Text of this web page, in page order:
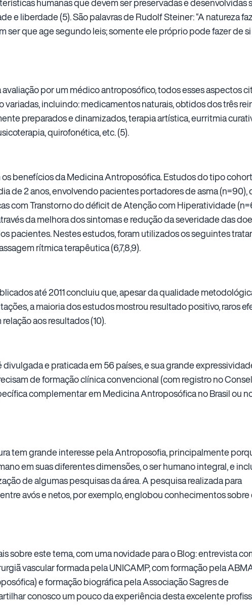
humanas que devem ser preservadas e desenvolvidas
e liberdade (5). São palavras de Rudolf Steiner: “A natureza
ser que age segundo leis; somente ele próprio pode fazer de
por um médico antroposófico, todos esses aspectos
variadas, incluindo: medicamentos naturais, obtidos dos três
preparados e dinamizados, terapia artística, eurritmia
quirofonética, etc. (5).
benefícios da Medicina Antroposófica. Estudos do tipo
de 2 anos, envolvendo pacientes portadores de asma (n=90),
com Transtorno do déficit de Atenção com Hiperatividade
da melhora dos sintomas e redução da severidade das
pacientes. Nestes estudos, foram utilizados os seguintes
rítmica terapêutica (6,7,8,9).
até 2011 concluiu que, apesar da qualidade
a maioria dos estudos mostrou resultado positivo, raros
aos resultados (10).
e praticada em 56 países, e sua grande
de formação clínica convencional (com registro no
complementar em Medicina Antroposófica no Brasil ou
tem grande interesse pela Antroposofia, principalmente
em suas diferentes dimensões, o ser humano integral, e
de algumas pesquisas da área. A pesquisa realizada para
avós e netos, por exemplo, englobou conhecimentos sobre
este tema, com uma novidade para o Blog: entrevista
vascular formada pela UNICAMP, com formação pela
e formação biográfica pela Associação Sagres de
conosco um pouco da experiência desta excelente